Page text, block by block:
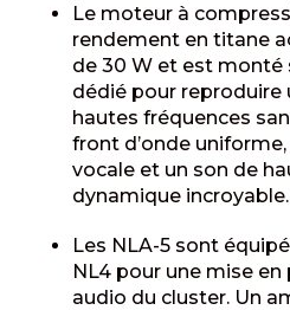
Le moteur à
rendement en titane
de 30 W et est monté
dédié pour reproduire
hautes fréquences
front d’onde
vocale et un son de
dynamique incroyable.
Les NLA-5 sont
NL4 pour une mise
audio du cluster. Un